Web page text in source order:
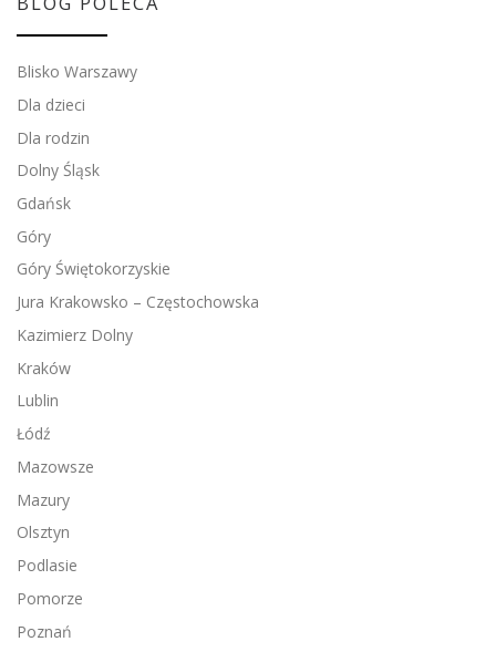
Blisko Warszawy
Dla dzieci
Dla rodzin
Dolny Śląsk
Gdańsk
Góry
Góry Świętokorzyskie
Jura Krakowsko – Częstochowska
Kazimierz Dolny
Kraków
Lublin
Łódź
Mazowsze
Mazury
Olsztyn
Podlasie
Pomorze
Poznań